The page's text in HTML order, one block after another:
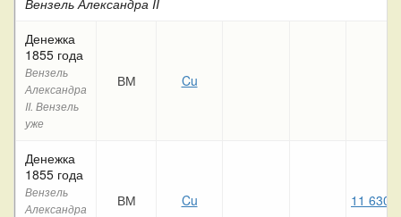
Денежка
1855 года
Вензель
Александра
II. Вензель
уже
ВМ Cu
Денежка
1855 года
Вензель
Александра
ВМ Cu 11 630